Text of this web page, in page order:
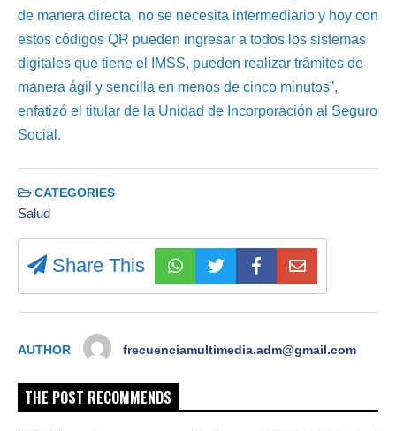
de manera directa, no se necesita intermediario y hoy con
estos códigos QR pueden ingresar a todos los sistemas
digitales que tiene el IMSS, pueden realizar trámites de
manera ágil y sencilla en menos de cinco minutos”,
enfatizó el titular de la Unidad de Incorporación al Seguro
Social.
CATEGORIES
Salud
Share This
AUTHOR frecuenciamultimedia.adm@gmail.com
THE POST RECOMMENDS